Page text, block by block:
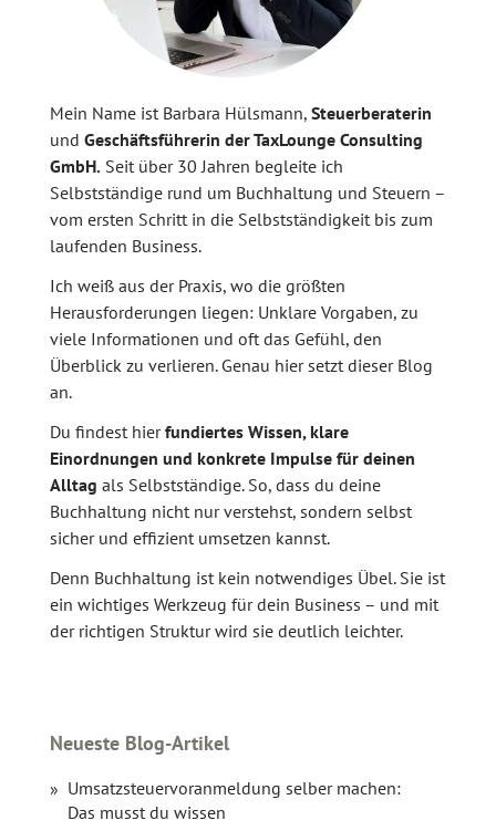
Mein Name ist Barbara Hülsmann, Steuerberaterin
und Geschäftsführerin der TaxLounge Consulting
GmbH.Seit über 30 Jahren begleite ich
Selbstständige rund um Buchhaltung und Steuern –
vom ersten Schritt in die Selbstständigkeit bis zum
laufenden Business.
Ich weiß aus der Praxis, wo die größten
Herausforderungen liegen: Unklare Vorgaben, zu
viele Informationen und oft das Gefühl, den
Überblick zu verlieren. Genau hier setzt dieser Blog
an.
Du findest hierfundiertes Wissen, klare
Einordnungen und konkrete Impulse für deinen
Alltag als Selbstständige. So, dass du deine
Buchhaltung nicht nur verstehst, sondern selbst
sicher und effizient umsetzen kannst.
Denn Buchhaltung ist kein notwendiges Übel. Sie ist
ein wichtiges Werkzeug für dein Business – und mit
der richtigen Struktur wird sie deutlich leichter.
Neueste Blog-Artikel
Umsatzsteuervoranmeldung selber machen:
Das musst du wissen